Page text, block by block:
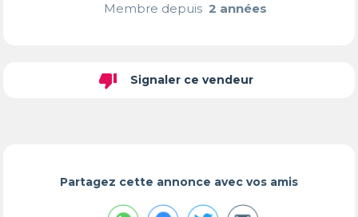
Membre depuis2 années
thumb_down Signaler ce vendeur
Partagez cette annonce avec vos amis